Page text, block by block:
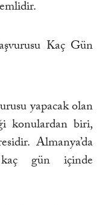
Kaç Gün
yapacak olan
konulardan biri,
Almanya’da
gün içinde